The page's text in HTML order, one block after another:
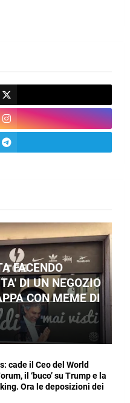
FACENDO
DI UN NEGOZIO
CON MEME DI
cade il Ceo del World
il ‘buco’ su Trump e la
Ora le deposizioni dei